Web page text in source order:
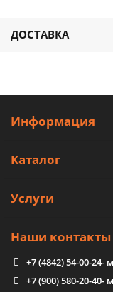
ДОСТАВКА
Информация
Каталог
Услуги
Наши контакты
+7 (4842) 54-00-24-
+7 (900) 580-20-40-